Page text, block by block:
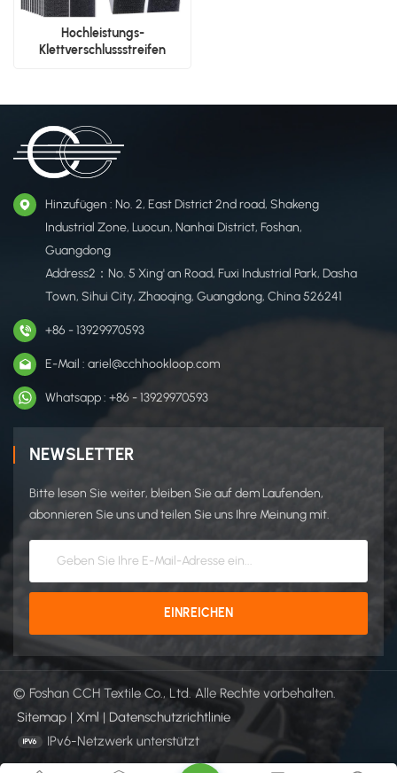
Hochleistungs-
Klettverschlussstreifen
Hinzufügen : No. 2, East District 2nd road, Shakeng
Industrial Zone, Luocun, Nanhai District, Foshan,
Guangdong
Address2：No. 5 Xing' an Road, Fuxi Industrial Park, Dasha
Town, Sihui City, Zhaoqing, Guangdong, China 526241
+86 - 13929970593
E-Mail : ariel@cchhookloop.com
Whatsapp : +86 - 13929970593
NEWSLETTER
Bitte lesen Sie weiter, bleiben Sie auf dem Laufenden,
abonnieren Sie uns und teilen Sie uns Ihre Meinung mit.
© Foshan CCH Textile Co., Ltd. Alle Rechte vorbehalten.
Sitemap | Xml | Datenschutzrichtlinie
IPv6-Netzwerk unterstützt